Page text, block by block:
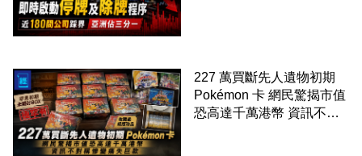
227 萬買斷先人遺物初期
Pokémon 卡 網民驚揭市值
恐高達千萬港幣 資訊不對